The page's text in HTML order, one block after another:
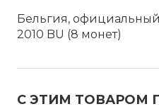
Бельгия,
2010 BU (8 монет)
С ЭТИМ ТОВАРОМ